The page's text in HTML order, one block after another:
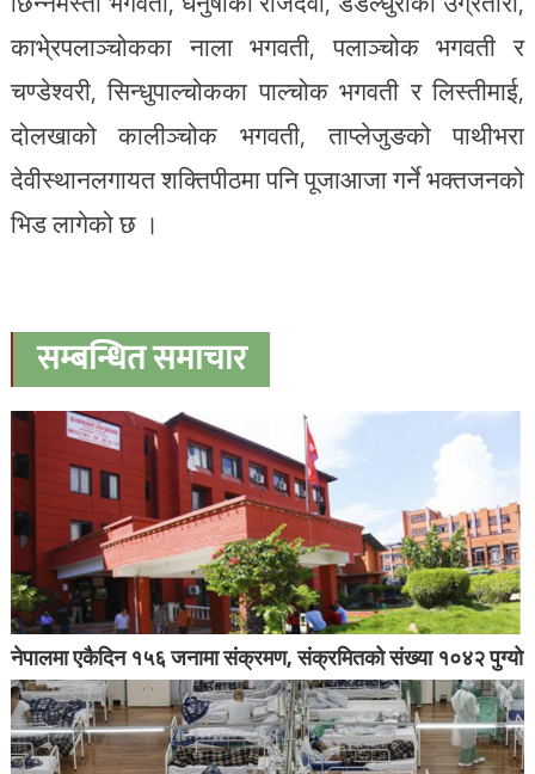
काभे्रपलाञ्चोकका नाला भगवती, पलाञ्चोक भगवती र
चण्डेश्वरी, सिन्धुपाल्चोकका पाल्चोक भगवती र लिस्तीमाई,
दोलखाको कालीञ्चोक भगवती, ताप्लेजुङको पाथीभरा
देवीस्थानलगायत शक्तिपीठमा पनि पूजाआजा गर्ने भक्तजनको
भिड लागेको छ ।
सम्बन्धित समाचार
नेपालमा एकैदिन १५६ जनामा संक्रमण, संक्रमितको संख्या १०४२ पुग्यो